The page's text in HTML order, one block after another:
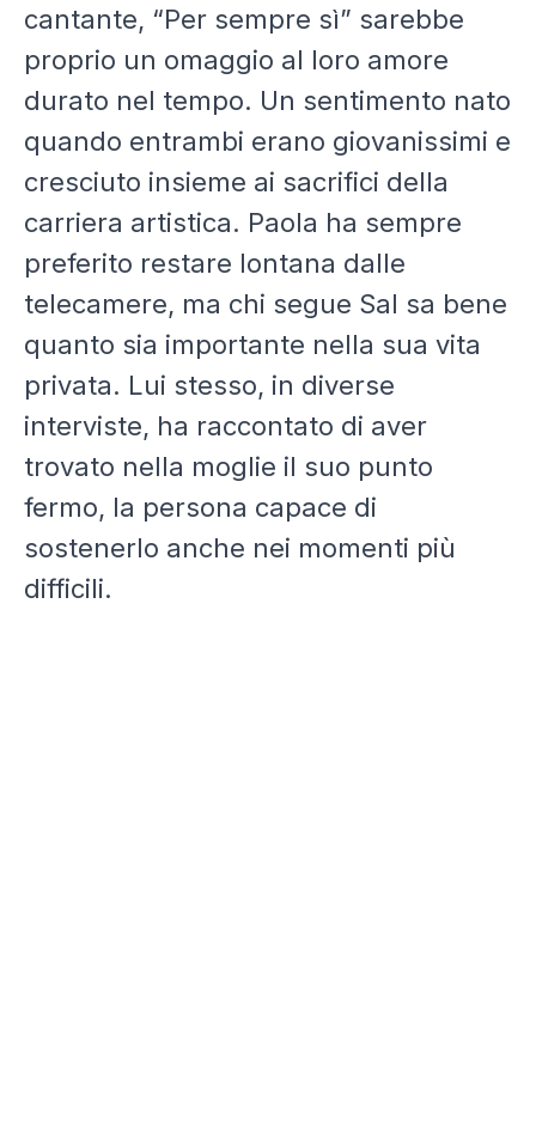
cantante, “Per sempre sì” sarebbe
proprio un omaggio al loro amore
durato nel tempo. Un sentimento nato
quando entrambi erano giovanissimi e
cresciuto insieme ai sacrifici della
carriera artistica. Paola ha sempre
preferito restare lontana dalle
telecamere, ma chi segue Sal sa bene
quanto sia importante nella sua vita
privata. Lui stesso, in diverse
interviste, ha raccontato di aver
trovato nella moglie il suo punto
fermo, la persona capace di
sostenerlo anche nei momenti più
difficili.